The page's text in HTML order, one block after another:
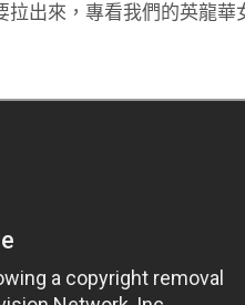
出來，專看我們的英龍華